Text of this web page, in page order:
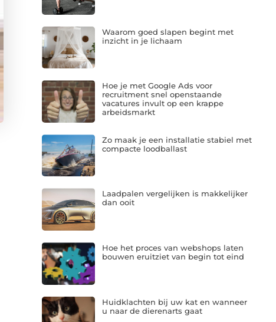
Waarom goed slapen begint met
inzicht in je lichaam
Hoe je met Google Ads voor
recruitment snel openstaande
vacatures invult op een krappe
arbeidsmarkt
Zo maak je een installatie stabiel met
compacte loodballast
Laadpalen vergelijken is makkelijker
dan ooit
Hoe het proces van webshops laten
bouwen eruitziet van begin tot eind
Huidklachten bij uw kat en wanneer
u naar de dierenarts gaat